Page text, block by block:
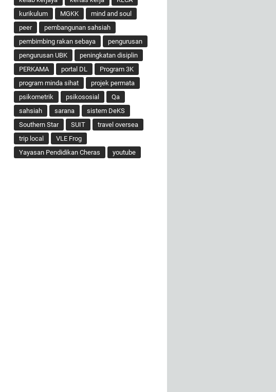
kurikulum
MGKK
mind and soul
peer
pembangunan sahsiah
pembimbing rakan sebaya
pengurusan
pengurusan UBK
peningkatan disiplin
PERKAMA
portal DL
Program 3K
program minda sihat
projek permata
psikometrik
psikososial
Qa
sahsiah
sarana
sistem DeKS
Southern Star
SUIT
travel oversea
trip local
VLE Frog
Yayasan Pendidikan Cheras
youtube